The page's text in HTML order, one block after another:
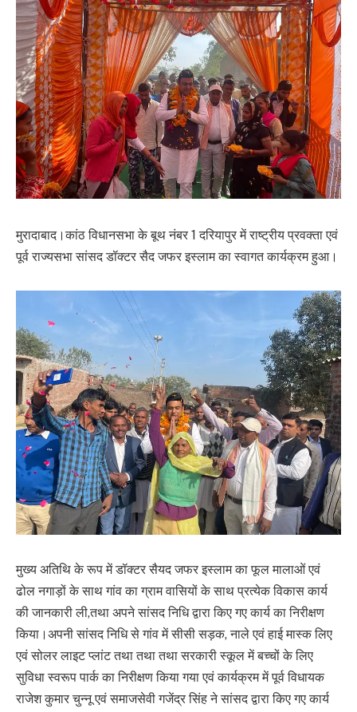
मुरादाबाद।कांठ विधानसभा के बूथ नंबर 1 दरियापुर में राष्ट्रीय प्रवक्ता एवं
पूर्व राज्यसभा सांसद डॉक्टर सैद जफर इस्लाम का स्वागत कार्यक्रम हुआ।
मुख्य अतिथि के रूप में डॉक्टर सैयद जफर इस्लाम का फूल मालाओं एवं
ढोल नगाड़ों के साथ गांव का ग्राम वासियों के साथ प्रत्येक विकास कार्य
की जानकारी ली,तथा अपने सांसद निधि द्वारा किए गए कार्य का निरीक्षण
किया।अपनी सांसद निधि से गांव में सीसी सड़क, नाले एवं हाई मास्क लिए
एवं सोलर लाइट प्लांट तथा तथा तथा सरकारी स्कूल में बच्चों के लिए
सुविधा स्वरूप पार्क का निरीक्षण किया गया एवं कार्यक्रम में पूर्व विधायक
राजेश कुमार चुन्नू एवं समाजसेवी गजेंद्र सिंह ने सांसद द्वारा किए गए कार्य